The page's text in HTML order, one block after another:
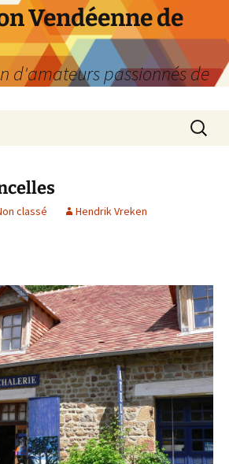
Vendéenne de
d'amateurs passionnés de
classé Hendrik Vreken